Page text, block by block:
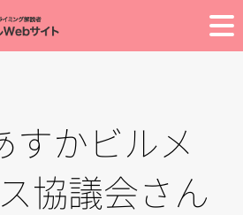
すかビルメ
協議会さん